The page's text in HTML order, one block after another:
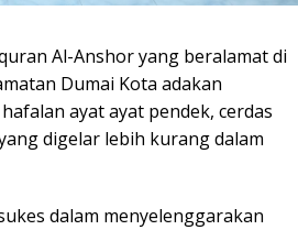
Al-Anshor yang beralamat di
Dumai Kota adakan
ayat ayat pendek, cerdas
digelar lebih kurang dalam
dalam menyelenggarakan